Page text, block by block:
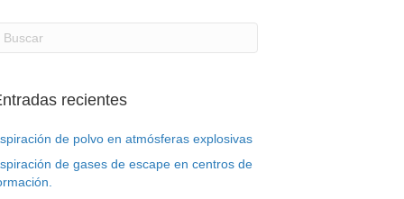
recientes
de polvo en atmósferas explosivas
de gases de escape en centros de